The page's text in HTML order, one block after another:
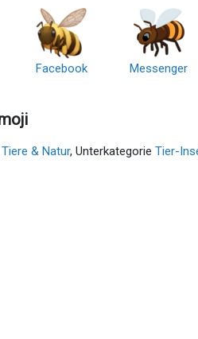
Facebook Messenger
Tiere & Natur, Unterkategorie Tier-